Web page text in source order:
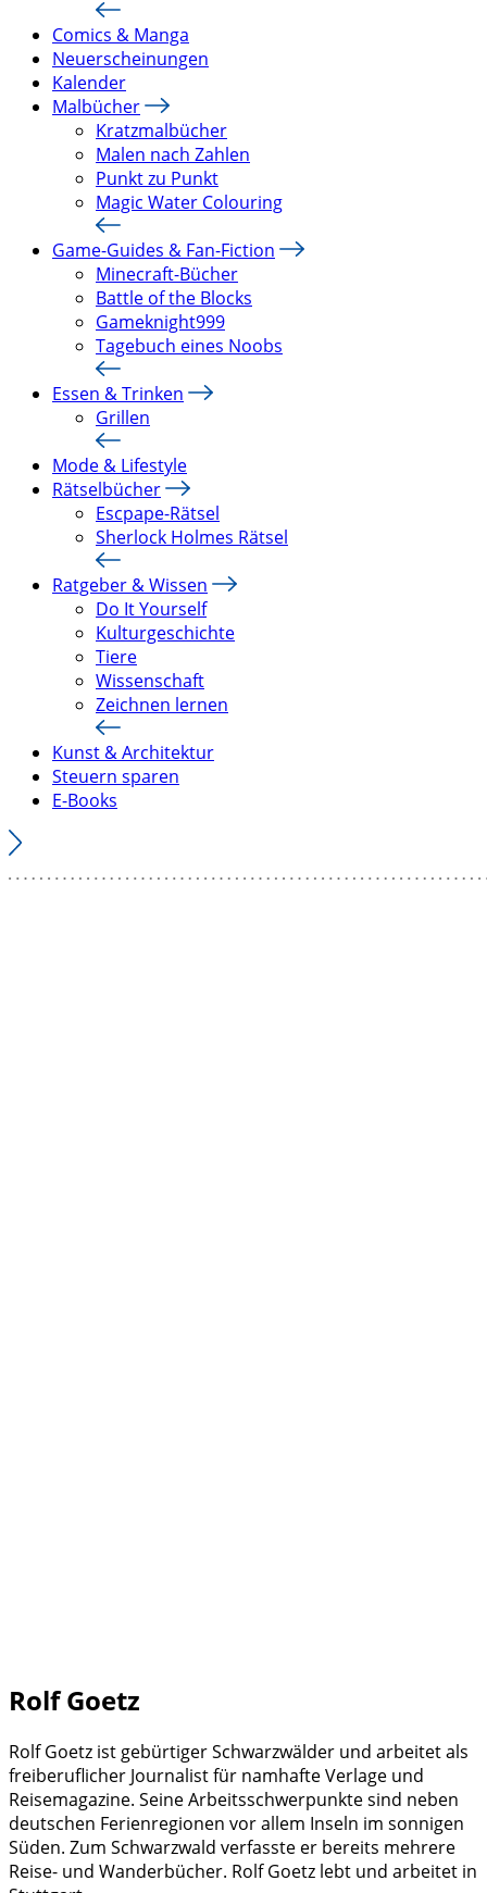
Comics & Manga
Neuerscheinungen
Kalender
Malbücher
Kratzmalbücher
Malen nach Zahlen
Punkt zu Punkt
Magic Water Colouring
Game-Guides & Fan-Fiction
Minecraft-Bücher
Battle of the Blocks
Gameknight999
Tagebuch eines Noobs
Essen & Trinken
Grillen
Mode & Lifestyle
Rätselbücher
Escpape-Rätsel
Sherlock Holmes Rätsel
Ratgeber & Wissen
Do It Yourself
Kulturgeschichte
Tiere
Wissenschaft
Zeichnen lernen
Kunst & Architektur
Steuern sparen
E-Books
Rolf Goetz
Rolf Goetz ist gebürtiger Schwarzwälder und arbeitet als
freiberuflicher Journalist für namhafte Verlage und
Reisemagazine. Seine Arbeitsschwerpunkte sind neben
deutschen Ferienregionen vor allem Inseln im sonnigen
Süden. Zum Schwarzwald verfasste er bereits mehrere
Reise- und Wanderbücher. Rolf Goetz lebt und arbeitet in